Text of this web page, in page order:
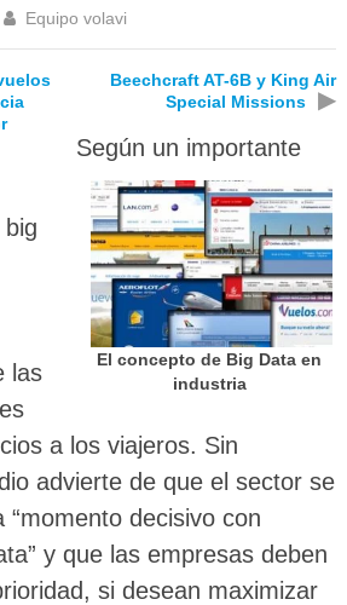
Equipo volavi
Beechcraft AT-6B y King Air
Special Missions
▶
El concepto de Big Data en
industria
Según un importante
las
a los viajeros. Sin
advierte de que el sector se
decisivo con
y que las empresas deben
si desean maximizar